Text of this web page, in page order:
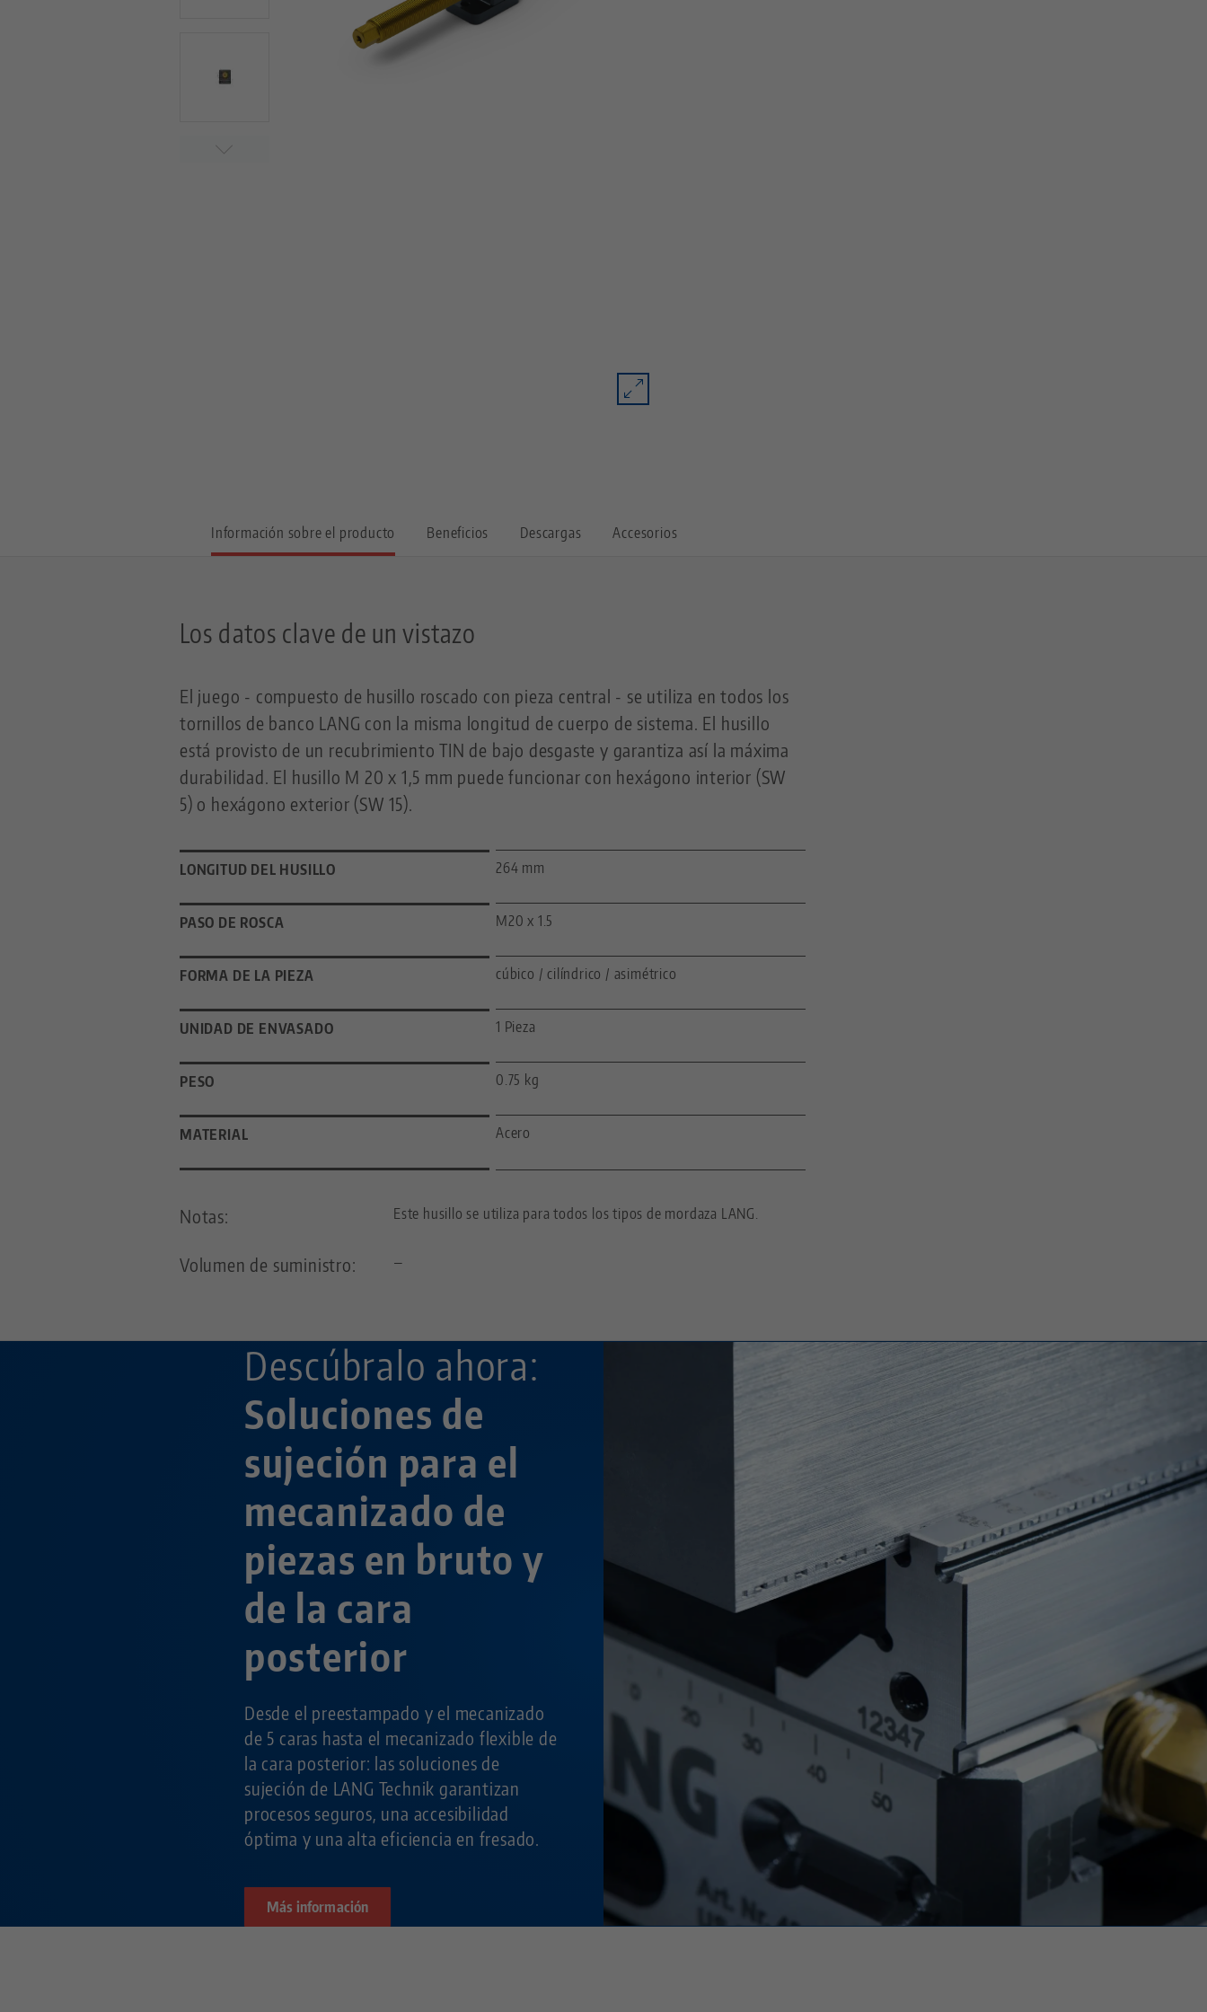
Información sobre el producto Beneficios Descargas Accesorios
Los datos clave de un vistazo
El juego - compuesto de husillo roscado con pieza central - se utiliza en todos los
tornillos de banco LANG con la misma longitud de cuerpo de sistema. El husillo
está provisto de un recubrimiento TIN de bajo desgaste y garantiza así la máxima
durabilidad. El husillo M 20 x 1,5 mm puede funcionar con hexágono interior (SW
5) o hexágono exterior (SW 15).
LONGITUD DEL HUSILLO 264 mm
PASO DE ROSCA M20 x 1.5
FORMA DE LA PIEZA cúbico / cilíndrico / asimétrico
UNIDAD DE ENVASADO 1 Pieza
PESO 0.75 kg
MATERIAL Acero
Notas: Este husillo se utiliza para todos los tipos de mordaza LANG.
Volumen de suministro: —
Soluciones de
sujeción para el
mecanizado de
piezas en bruto y
de la cara
posterior
Descúbralo ahora:
Desde el preestampado y el mecanizado
de 5 caras hasta el mecanizado flexible de
la cara posterior: las soluciones de
sujeción de LANG Technik garantizan
procesos seguros, una accesibilidad
óptima y una alta eficiencia en fresado.
Más información